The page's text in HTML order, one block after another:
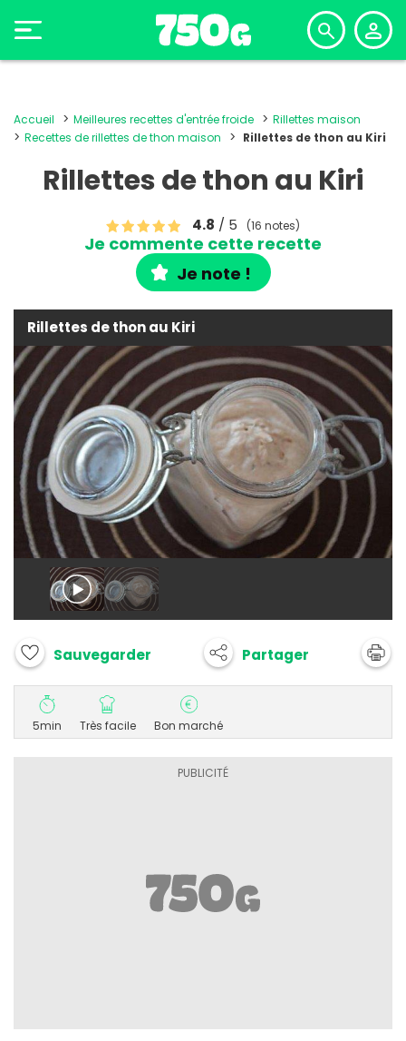
Accueil Meilleures recettes d'entrée froide
Rillettes maison
Recettes de rillettes de thon maison
Rillettes de thon au Kiri
Rillettes de thon au Kiri
4.8 / 5 (16 notes)
Je commente cette recette
Je note !
Rillettes de thon au Kiri
Sauvegarder Partager
5min Très facile Bon marché